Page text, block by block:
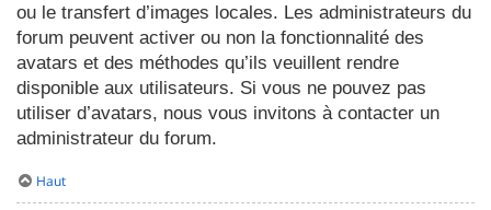
ou le transfert d’images locales. Les administrateurs du
forum peuvent activer ou non la fonctionnalité des
avatars et des méthodes qu’ils veuillent rendre
disponible aux utilisateurs. Si vous ne pouvez pas
utiliser d’avatars, nous vous invitons à contacter un
administrateur du forum.
Haut